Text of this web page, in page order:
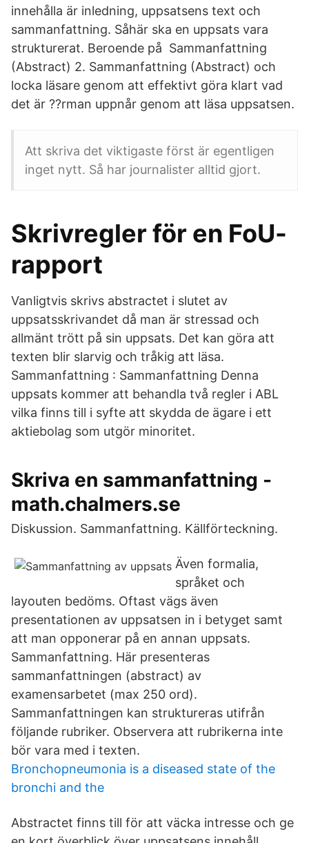
innehålla är inledning, uppsatsens text och
sammanfattning. Såhär ska en uppsats vara
strukturerat. Beroende på Sammanfattning
(Abstract) 2. Sammanfattning (Abstract) och
locka läsare genom att effektivt göra klart vad
det är ??rman uppnår genom att läsa uppsatsen.
Att skriva det viktigaste först är egentligen
inget nytt. Så har journalister alltid gjort.
Skrivregler för en FoU-
rapport
Vanligtvis skrivs abstractet i slutet av
uppsatsskrivandet då man är stressad och
allmänt trött på sin uppsats. Det kan göra att
texten blir slarvig och tråkig att läsa.
Sammanfattning : Sammanfattning Denna
uppsats kommer att behandla två regler i ABL
vilka finns till i syfte att skydda de ägare i ett
aktiebolag som utgör minoritet.
Skriva en sammanfattning -
math.chalmers.se
Diskussion. Sammanfattning. Källförteckning.
Även formalia,
språket och
layouten bedöms. Oftast vägs även
presentationen av uppsatsen in i betyget samt
att man opponerar på en annan uppsats.
Sammanfattning. Här presenteras
sammanfattningen (abstract) av
examensarbetet (max 250 ord).
Sammanfattningen kan struktureras utifrån
följande rubriker. Observera att rubrikerna inte
bör vara med i texten.
Bronchopneumonia is a diseased state of the
bronchi and the
Abstractet finns till för att väcka intresse och ge